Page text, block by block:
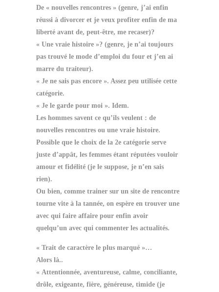
De « nouvelles rencontres » (genre, j’ai enfin
réussi à divorcer et je veux profiter enfin de ma
liberté avant de, peut-être, me recaser)?
« Une vraie histoire »? (genre, je n’ai toujours
pas trouvé le mode d’emploi du four et j’en ai
marre du traiteur).
« Je ne sais pas encore ». Assez peu utilisée cette
catégorie.
« Je le garde pour moi ». Idem.
Les hommes savent ce qu’ils veulent : de
nouvelles rencontres ou une vraie histoire.
Possible que le choix de la 2e catégorie serve
juste d’appât, les femmes étant réputées vouloir
amour et fidélité (je le suppose, je n’en sais
rien).
Ou bien, comme trainer sur un site de rencontre
tourne vite à la tannée, on espère en trouver une
avec qui faire affaire pour enfin avoir
quelqu’un avec qui commenter les actualités.
« Trait de caractère le plus marqué »…
Alors là..
« Attentionnée, aventureuse, calme, conciliante,
drôle, exigeante, fière, généreuse, timide (je